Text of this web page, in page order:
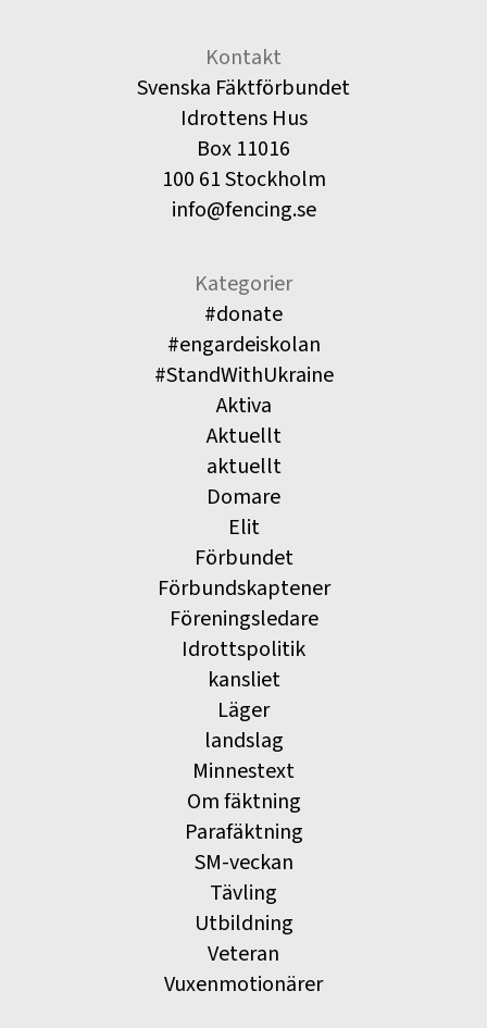
Kontakt
Svenska Fäktförbundet
Idrottens Hus
Box 11016
100 61 Stockholm
info@fencing.se
Kategorier
#donate
#engardeiskolan
#StandWithUkraine
Aktiva
Aktuellt
aktuellt
Domare
Elit
Förbundet
Förbundskaptener
Föreningsledare
Idrottspolitik
kansliet
Läger
landslag
Minnestext
Om fäktning
Parafäktning
SM-veckan
Tävling
Utbildning
Veteran
Vuxenmotionärer